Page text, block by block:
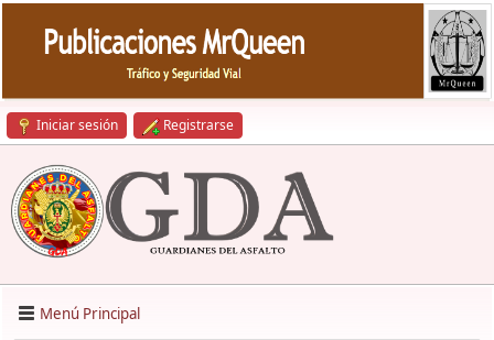
Iniciar sesión Registrarse
Menú Principal